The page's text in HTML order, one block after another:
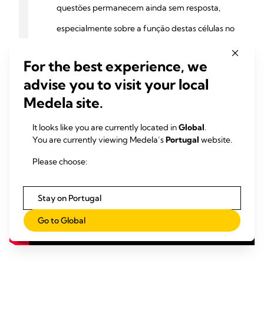
questões permanecem ainda sem resposta,
especialmente sobre a função destas células no
bebé amamentado. Sinto-me orgulhosa de fazer
parte desta excitante jornada de descoberta e
tenciono continuar esta investigação na
Universidade da Austrália Ocidental."
For the best experience, we
advise you to visit your local
Medela site.
It looks like you are currently located inGlobal.
You are currently viewing Medela’sPortugal website.
Please choose:
Stay on Portugal
Go to Global